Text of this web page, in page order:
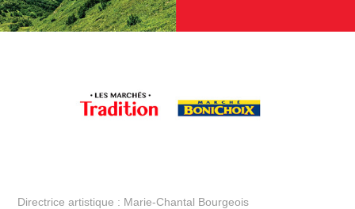
Directrice artistique : Marie-Chantal Bourgeois